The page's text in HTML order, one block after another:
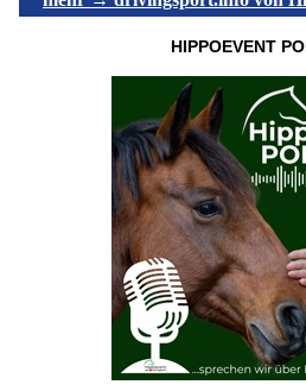
HIPPOEVENT